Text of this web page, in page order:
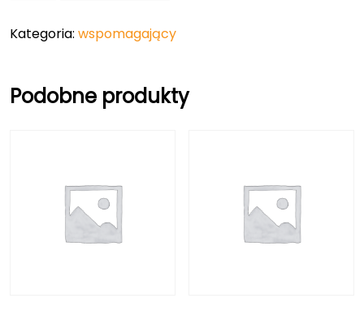
-
Kategoria: wspomagający
Podobne produkty